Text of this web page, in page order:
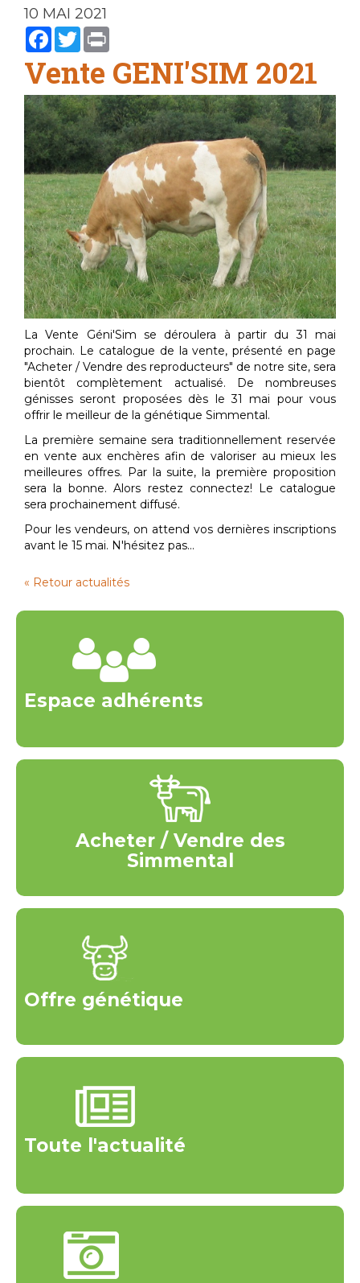
10 MAI 2021
Facebook
Twitter
Vente GENI'SIM 2021
La Vente Géni'Sim se déroulera à partir du 31 mai
prochain. Le catalogue de la vente, présenté en page
"Acheter / Vendre des reproducteurs" de notre site, sera
bientôt complètement actualisé. De nombreuses
génisses seront proposées dès le 31 mai pour vous
offrir le meilleur de la génétique Simmental.
La première semaine sera traditionnellement reservée
en vente aux enchères afin de valoriser au mieux les
meilleures offres. Par la suite, la première proposition
sera la bonne. Alors restez connectez! Le catalogue
sera prochainement diffusé.
Pour les vendeurs, on attend vos dernières inscriptions
avant le 15 mai. N'hésitez pas...
« Retour actualités
Espace adhérents
Acheter / Vendre des
Simmental
Offre génétique
Toute l'actualité